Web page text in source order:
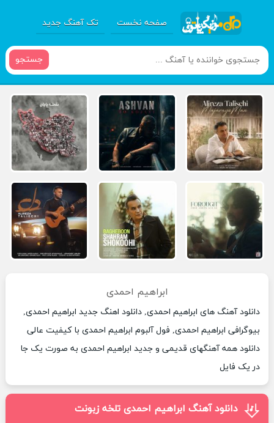
صفحه نخست تک آهنگ جدید
جستجو
ابراهیم احمدی
دانلود آهنگ های ابراهیم احمدی, دانلود اهنگ جدید ابراهیم احمدی,
بیوگرافی ابراهیم احمدی, فول آلبوم ابراهیم احمدی با کیفیت عالی
دانلود همه آهنگهای قدیمی و جدید ابراهیم احمدی به صورت یک جا
در یک فایل
دانلود آهنگ ابراهیم احمدی تلخه زبونت